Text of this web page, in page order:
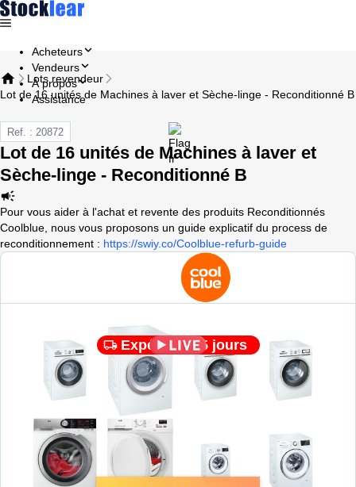
Acheteurs
Vendeurs
À propos
Assistance
Lots revendeur
Lot de 16 unités de Machines à laver et Sèche-linge - Reconditionné B
Ref. : 20872
Lot de 16 unités de Machines à laver et
Sèche-linge - Reconditionné B
Pour vous aider à l'achat et revente des produits Reconditionnés
Coolblue, nous vous proposons un guide explicatif du process de
reconditionnement : https://swiy.co/Coolblue-refurb-guide
Expédié en 5 jours